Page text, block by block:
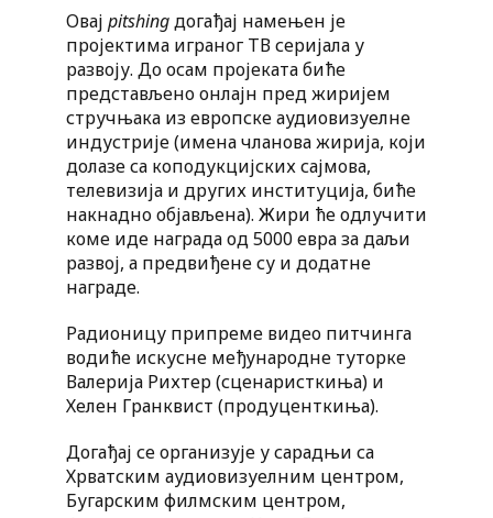
Овај pitshingдогађај намењен је
пројектима играног ТВ серијала у
развоју. До осам пројеката биће
представљено онлајн пред жиријем
стручњака из европске аудиовизуелне
индустрије (имена чланова жирија, који
долазе са коподукцијских сајмова,
телевизија и других институција, биће
накнадно објављена). Жири ће одлучити
коме иде награда од 5000 евра за даљи
развој, а предвиђене су и додатне
награде.
Радионицу припреме видео питчинга
водиће искусне међународне туторке
Валерија Рихтер (сценаристкиња) и
Хелен Гранквист (продуценткиња).
Догађај се организује у сарадњи са
Хрватским аудиовизуелним центром,
Бугарским филмским центром,